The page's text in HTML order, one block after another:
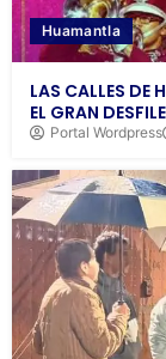
Huamantla
LAS CALLES DE
EL GRAN
Portal Wordpress